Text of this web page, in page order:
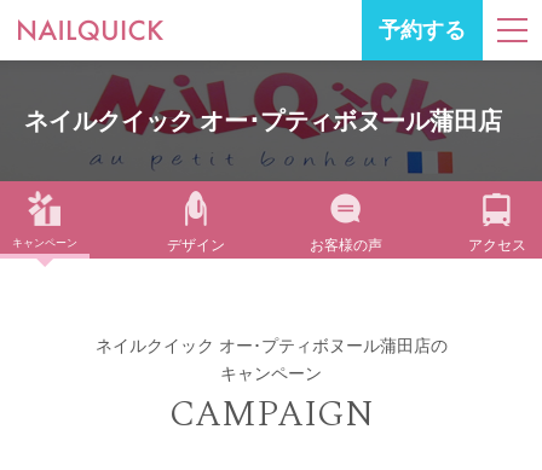
予約する
ネイルクイック オー･プティボヌール蒲田店
キャンペーン デザイン お客様の声 アクセス
ネイルクイック オー･プティボヌール蒲田店の
キャンペーン
CAMPAIGN